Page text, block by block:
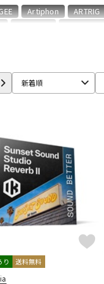
Artiphon ARTRIG
IMAGE LINE
PROJECT SAM
SoundToys
tc electronic
Wave Machine Labs
新着順
り 送料無料